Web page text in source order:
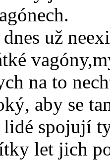
už
na to
aby se
lidé spojují
let jich